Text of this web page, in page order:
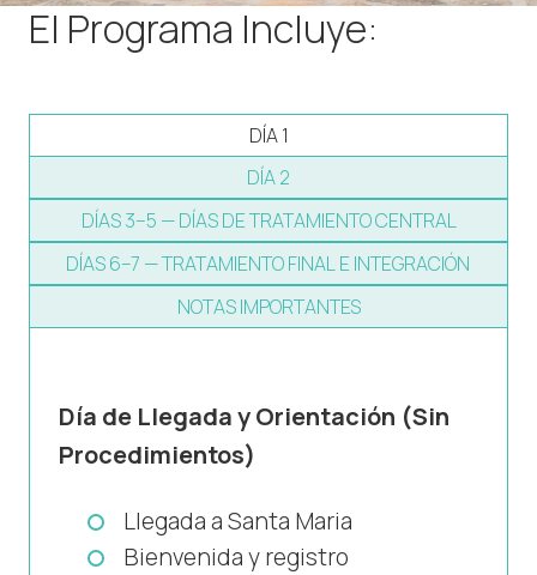
El Programa Incluye:
DÍA 1
DÍA 2
DÍAS 3–5 — DÍAS DE TRATAMIENTO CENTRAL
DÍAS 6–7 — TRATAMIENTO FINAL E INTEGRACIÓN
NOTAS IMPORTANTES
Día de Llegada y Orientación (Sin
Procedimientos)
Llegada a Santa Maria
Bienvenida y registro